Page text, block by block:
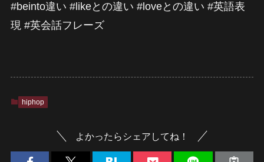
#beinto違い #likeとの違い #loveとの違い #英語表
現 #英会話フレーズ
hiphop
よかったらシェアしてね！